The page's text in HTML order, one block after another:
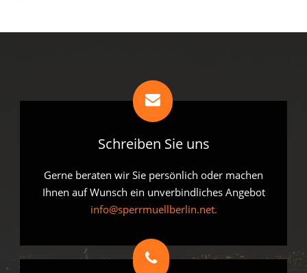
Schreiben Sie uns
Gerne beraten wir Sie persönlich oder machen
Ihnen auf Wunsch ein unverbindliches Angebot
info@sperrmuellberlin.net.